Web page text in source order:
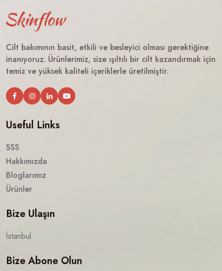
Cilt bakımının basit, etkili ve besleyici olması gerektiğine
inanıyoruz. Ürünlerimiz, size ışıltılı bir cilt kazandırmak için
temiz ve yüksek kaliteli içeriklerle üretilmiştir.
Useful Links
SSS
Hakkımızda
Bloglarımız
Ürünler
Bize Ulaşın
İstanbul
Bize Abone Olun